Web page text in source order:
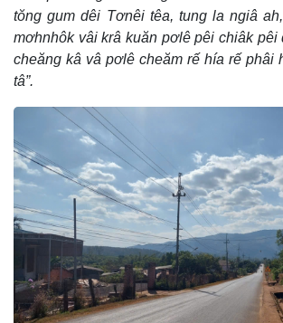
tŏng gum dêi Tơnêi têa, tung la ngiâ
mơhnhôk vâi krâ kuăn pơlê pêi chiâk pêi
cheăng kâ vâ pơlê cheăm rế hía rế phâi
tâ”.